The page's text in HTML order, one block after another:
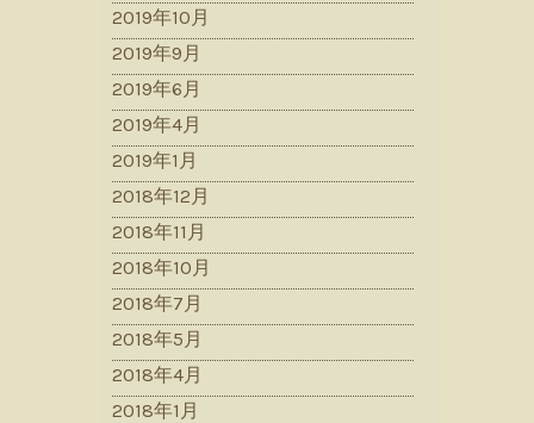
2019年10月
2019年9月
2019年6月
2019年4月
2019年1月
2018年12月
2018年11月
2018年10月
2018年7月
2018年5月
2018年4月
2018年1月